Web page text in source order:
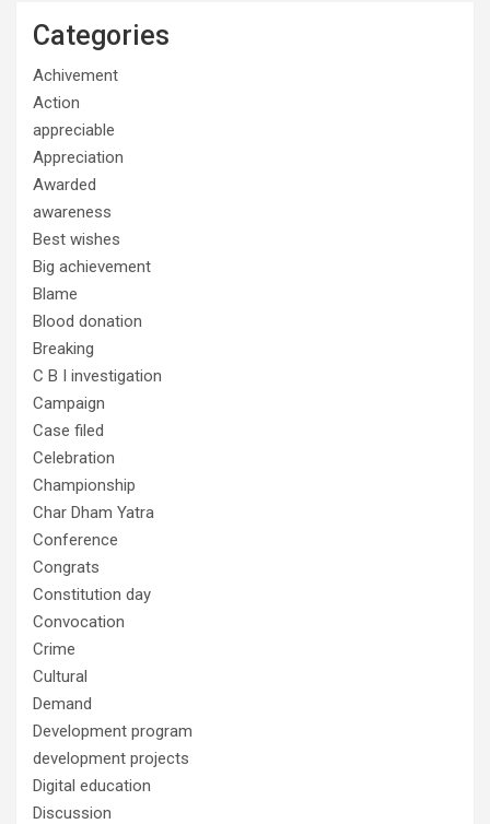
Categories
Achivement
Action
appreciable
Appreciation
Awarded
awareness
Best wishes
Big achievement
Blame
Blood donation
Breaking
C B I investigation
Campaign
Case filed
Celebration
Championship
Char Dham Yatra
Conference
Congrats
Constitution day
Convocation
Crime
Cultural
Demand
Development program
development projects
Digital education
Discussion